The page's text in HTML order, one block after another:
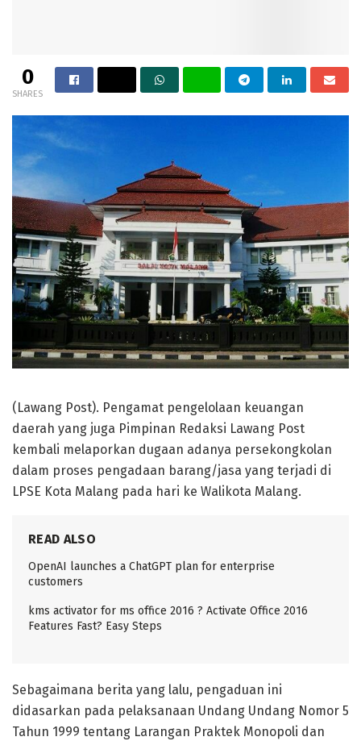
0
SHARES
(Lawang Post). Pengamat pengelolaan keuangan
daerah yang juga Pimpinan Redaksi Lawang Post
kembali melaporkan dugaan adanya persekongkolan
dalam proses pengadaan barang/jasa yang terjadi di
LPSE Kota Malang pada hari ke Walikota Malang.
READ ALSO
OpenAI launches a ChatGPT plan for enterprise
customers
kms activator for ms office 2016 ? Activate Office 2016
Features Fast? Easy Steps
Sebagaimana berita yang lalu, pengaduan ini
didasarkan pada pelaksanaan Undang Undang Nomor 5
Tahun 1999 tentang Larangan Praktek Monopoli dan